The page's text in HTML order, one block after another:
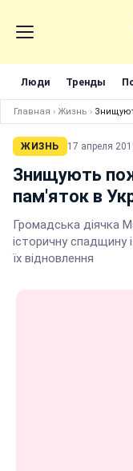
Люди Тренды
Главная › Жизнь ›
ЖИЗНЬ 17 апреля
Знищують
пам'яток в
Громадська діячка
історичну спадщину
їх відновлення